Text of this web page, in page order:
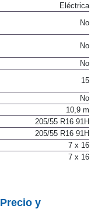
Eléctrica
No
No
No
15
No
10,9 m
205/55 R16 91H
205/55 R16 91H
7 x 16
7 x 16
Precio y